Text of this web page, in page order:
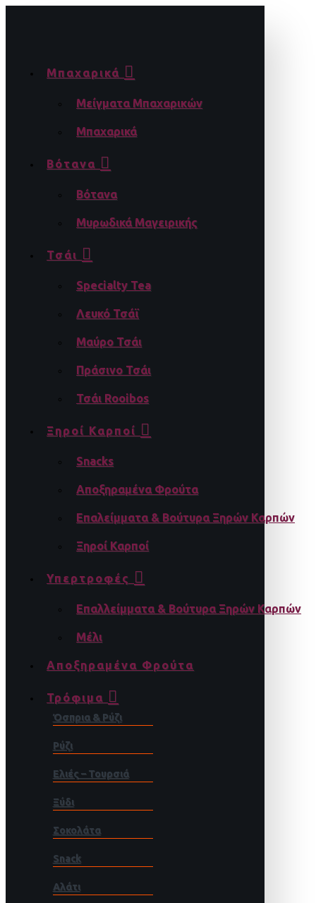
Μπαχαρικά
Μείγματα Μπαχαρικών
Μπαχαρικά
Βότανα
Βότανα
Μυρωδικά Μαγειρικής
Τσάι
Specialty Tea
Λευκό Τσάϊ
Μαύρο Τσάι
Πράσινο Τσάι
Τσάι Rooibos
Ξηροί Καρποί
Snacks
Αποξηραμένα Φρούτα
Επαλείμματα & Βούτυρα Ξηρών Καρπών
Ξηροί Καρποί
Υπερτροφές
Επαλλείμματα & Βούτυρα Ξηρών Καρπών
Μέλι
Αποξηραμένα Φρούτα
Τρόφιμα
Όσπρια & Ρύζι
Ρύζι
Ελιές – Τουρσιά
Ξύδι
Σοκολάτα
Snack
Αλάτι